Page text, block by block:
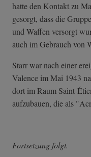
hatte den Kontakt zu
gesorgt, dass die
und Waffen versorgt
auch im Gebrauch von
Starr war nach einer
Valence im Mai 1943
dort im Raum Saint-
aufzubauen, die als
Fortsetzung folgt.